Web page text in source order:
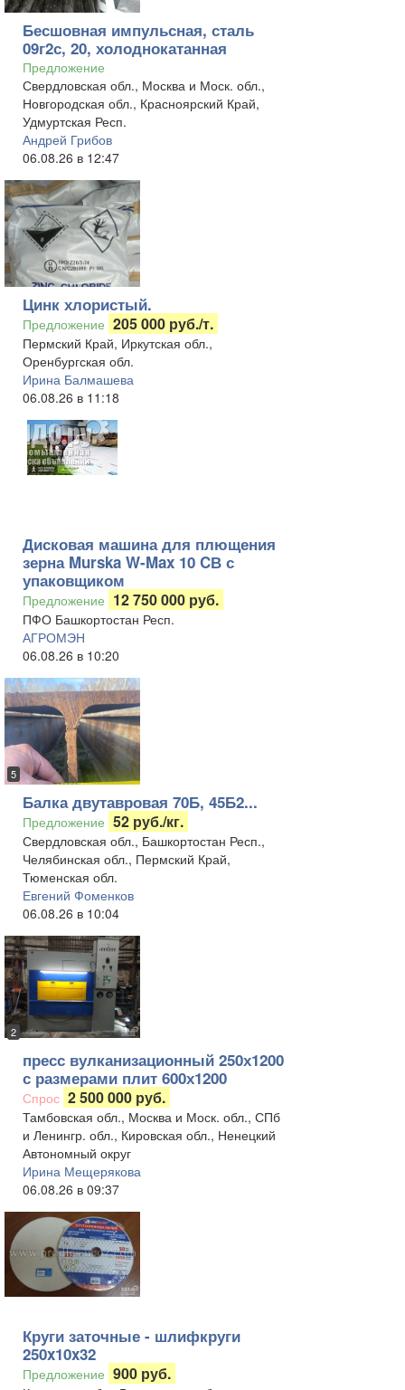
Бесшовная импульсная, сталь
09г2с, 20, холоднокатанная
Предложение
Свердловская обл., Москва и Моск. обл.,
Новгородская обл., Красноярский Край,
Удмуртская Респ.
Андрей Грибов
06.08.26 в 12:47
Цинк хлористый.
Предложение 205 000 руб./т.
Пермский Край, Иркутская обл.,
Оренбургская обл.
Ирина Балмашева
06.08.26 в 11:18
Дисковая машина для плющения
зерна Murska W-Max 10 CВ с
упаковщиком
Предложение 12 750 000 руб.
ПФО Башкортостан Респ.
АГРОМЭН
06.08.26 в 10:20
5
Балка двутавровая 70Б, 45Б2...
Предложение 52 руб./кг.
Свердловская обл., Башкортостан Респ.,
Челябинская обл., Пермский Край,
Тюменская обл.
Евгений Фоменков
06.08.26 в 10:04
2
пресс вулканизационный 250х1200
с размерами плит 600х1200
Спрос 2 500 000 руб.
Тамбовская обл., Москва и Моск. обл., СПб
и Ленингр. обл., Кировская обл., Ненецкий
Автономный округ
Ирина Мещерякова
06.08.26 в 09:37
Круги заточные - шлифкруги
250x10x32
Предложение 900 руб.